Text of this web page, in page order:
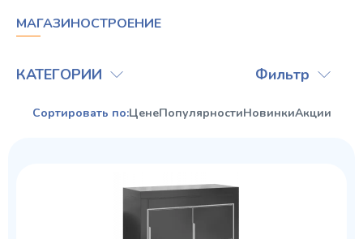
МАГАЗИНОСТРОЕНИЕ
КАТЕГОРИИ Фильтр
Сортировать по:ЦенеПопулярностиНовинкиАкции